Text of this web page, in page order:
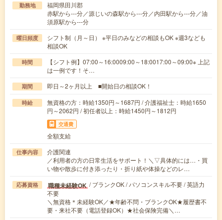
勤務地
福岡県田川郡
赤駅から---分／源じいの森駅から---分／内田駅から---分／油
須原駅から---分
曜日頻度
シフト制（月～日） ※平日のみなどの相談もOK ※週3なども
相談OK
時間
【シフト例】07:00～16:0009:00～18:0017:00～09:00※ 上記
は一例です！そ…
期間 即日～2ヶ月以上 ■開始日の相談OK！
時給
無資格の方：時給1350円～1687円 / 介護福祉士：時給1650
円～2062円 / 初任者以上：時給1450円～1812円
交通費
全額支給
仕事内容
介護関連
／利用者の方の日常生活をサポート！＼▽具体的には…・買
い物や散歩に付き添ったり・折り紙や体操などのレ…
応募資格 職種未経験OK / ブランクOK / パソコンスキル不要 / 英語力
不要
＼無資格＊未経験OK／★年齢不問・ブランクOK★履歴書不
要・来社不要（電話登録OK）★社会保険完備＼…